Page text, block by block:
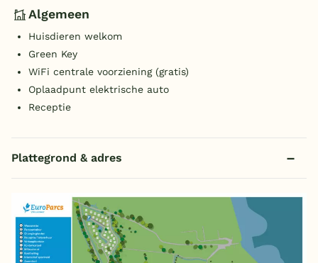
Algemeen
Huisdieren welkom
Green Key
WiFi centrale voorziening (gratis)
Oplaadpunt elektrische auto
Receptie
Plattegrond & adres